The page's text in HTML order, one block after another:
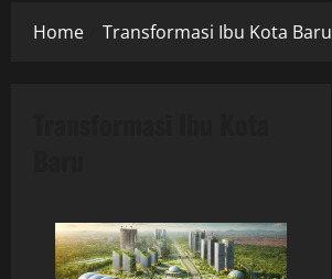
Home Transformasi Ibu Kota Baru